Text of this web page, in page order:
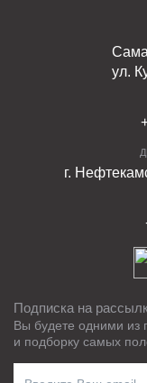
ул.
г.
Подписка на
Вы будете одними из
и подборку самых